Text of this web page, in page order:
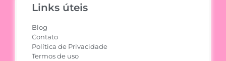
Links úteis
Blog
Contato
Política de Privacidade
Termos de uso